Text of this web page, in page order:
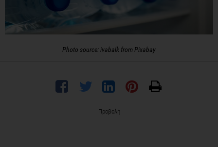
Photo source: ivabalk from Pixabay
Προβολή